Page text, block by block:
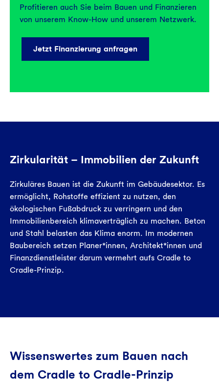
Profitieren auch Sie beim Bauen und Finanzieren
von unserem Know-How und unserem Netzwerk.
Jetzt Finanzierung anfragen
Zirkularität – Immobilien der Zukunft
Zirkuläres Bauen ist die Zukunft im Gebäudesektor. Es
ermöglicht, Rohstoffe effizient zu nutzen, den
ökologischen Fußabdruck zu verringern und den
Immobilienbereich klimaverträglich zu machen. Beton
und Stahl belasten das Klima enorm. Im modernen
Baubereich setzen Planer*innen, Architekt*innen und
Finanzdienstleister darum vermehrt aufs Cradle to
Cradle-Prinzip.
Wissenswertes zum Bauen nach
dem Cradle to Cradle-Prinzip